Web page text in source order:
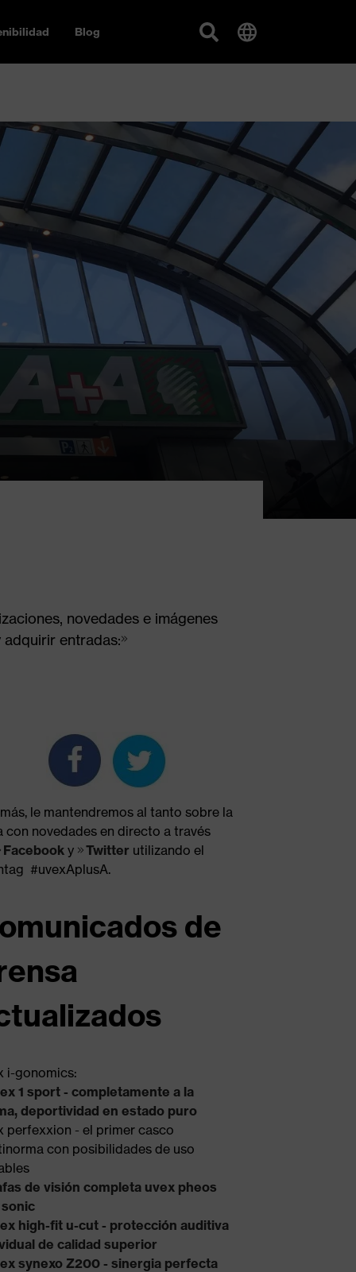
Blog
novedades e imágenes
entradas:
le mantendremos al tanto sobre la
con novedades en directo a través
Facebook y Twitter utilizando el
#uvexAplusA.
de
i-gonomics:
1 sport - completamente a la
deportividad en estado puro
perfexxion - el primer casco
con posibilidades de uso
de visión completa uvex pheos
high-fit u-cut - protección auditiva
de calidad superior
synexo Z200 - sinergia perfecta